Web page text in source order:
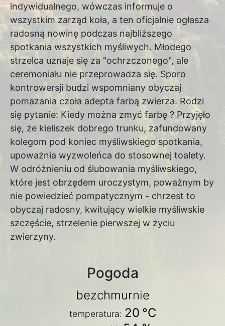
indywidualnego, wówczas informuje o
wszystkim zarząd koła, a ten oficjalnie ogłasza
radosną nowinę podczas najbliższego
spotkania wszystkich myśliwych. Młodego
strzelca uznaje się za "ochrzczonego", ale
ceremoniału nie przeprowadza się. Sporo
kontrowersji budzi wspomniany obyczaj
pomazania czoła adepta farbą zwierza. Rodzi
się pytanie: Kiedy można zmyć farbę ? Przyjęło
się, że kieliszek dobrego trunku, zafundowany
kolegom pod koniec myśliwskiego spotkania,
upoważnia wyzwoleńca do stosownej toalety.
W odróżnieniu od ślubowania myśliwskiego,
które jest obrzędem uroczystym, poważnym by
nie powiedzieć pompatycznym - chrzest to
obyczaj radosny, kwitujący wielkie myśliwskie
szczęście, strzelenie pierwszej w życiu
zwierzyny.
Pogoda
bezchmurnie
temperatura: 20 °C